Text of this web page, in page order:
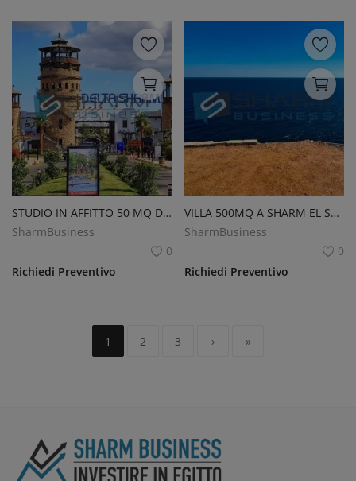
STUDIO IN AFFITTO 50 MQ DELTA SHARM
SharmBusiness
0
Richiedi Preventivo
VILLA 500MQ A SHARM EL SHEIKH
SharmBusiness
0
Richiedi Preventivo
1 2 3 › »